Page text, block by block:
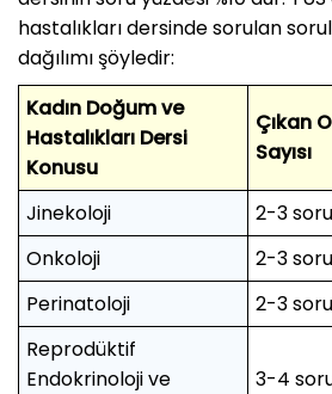
hastalıkları dersinde sorulan
dağılımı şöyledir:
Kadın Doğum ve
Hastalıkları Dersi
Konusu
Çıkan
Sayısı
Jinekoloji
2-3 soru
Onkoloji
2-3 soru
Perinatoloji
2-3 soru
Reprodüktif
Endokrinoloji ve
3-4